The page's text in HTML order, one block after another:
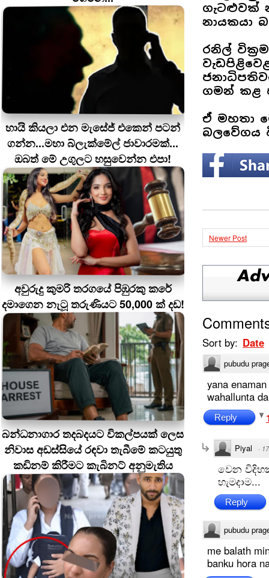
හායි කියලා එන මැසේජ් එකෙන් පටන්
ගන්න...මහා බ්ලැක්මේල් ජාවාරමක්...
ඔබත් මේ උගුලට හසුවෙන්න එපා!
අවුරුදු කුමරි තරගයේ පිඹුරකු කරේ
දමාගෙන නැටූ තරුණියට 50,000 ක් දඩ!
බන්ධනාගාර තදබදයට විකල්පයක් ලෙස
නිවාස අඩස්සියේ රඳවා තැබීමේ කටයුතු
කඩිනම් කිරීමට කැබිනට් අනුමැතිය
ගැටළුවක්
නායකයා
රනිල්
ගමන් කළ
ඒ මහතා
බලවේගය
Newer Post
Sort by: Date
pubudu
yana
wahallunta
Reply
Piyal ·
වෙන
හැමදාම...
Reply
pubudu
me balath
banku hora